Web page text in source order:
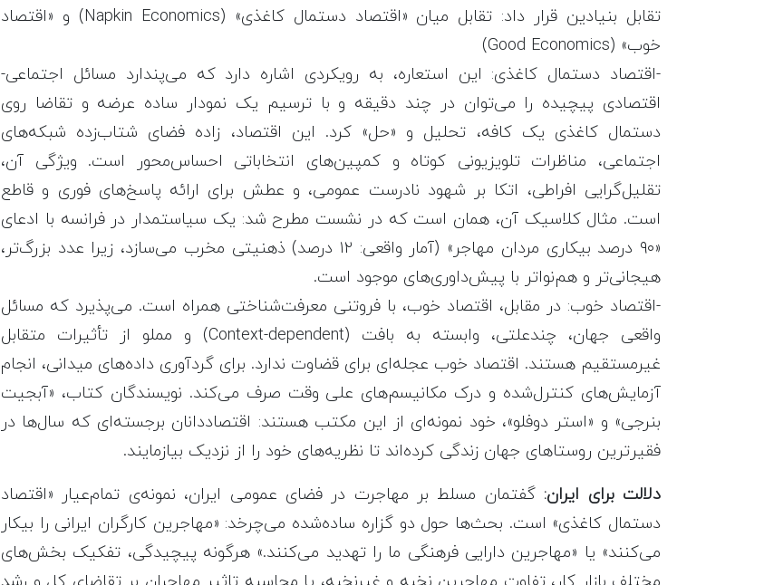
تقابل بنیادین قرار داد: تقابل میان «اقتصاد دستمال کاغذی» (Napkin Economics) و «اقتصاد
خوب» (Good Economics)
-اقتصاد دستمال کاغذی: این استعاره، به رویکردی اشاره دارد که می‌پندارد مسائل اجتماعی-
اقتصادی پیچیده را می‌توان در چند دقیقه و با ترسیم یک نمودار ساده عرضه و تقاضا روی
دستمال کاغذی یک کافه، تحلیل و «حل» کرد. این اقتصاد، زاده فضای شتاب‌زده شبکه‌های
اجتماعی، مناظرات تلویزیونی کوتاه و کمپین‌های انتخاباتی احساس‌محور است. ویژگی آن،
تقلیل‌گرایی افراطی، اتکا بر شهود نادرست عمومی، و عطش برای ارائه پاسخ‌های فوری و قاطع
است. مثال کلاسیک آن، همان است که در نشست مطرح شد: یک سیاستمدار در فرانسه با ادعای
«۹۰ درصد بیکاری مردان مهاجر» (آمار واقعی: ۱۲ درصد) ذهنیتی مخرب می‌سازد، زیرا عدد بزرگ‌تر،
هیجانی‌تر و هم‌نواتر با پیش‌داوری‌های موجود است.
-اقتصاد خوب: در مقابل، اقتصاد خوب، با فروتنی معرفت‌شناختی همراه است. می‌پذیرد که مسائل
واقعی جهان، چندعلتی، وابسته به بافت (Context-dependent) و مملو از تأثیرات متقابل
غیرمستقیم هستند. اقتصاد خوب عجله‌ای برای قضاوت ندارد. برای گردآوری داده‌های میدانی، انجام
آزمایش‌های کنترل‌شده و درک مکانیسم‌های علی وقت صرف می‌کند. نویسندگان کتاب، «آبجیت
بنرجی» و «استر دوفلو»، خود نمونه‌ای از این مکتب هستند: اقتصاددانان برجسته‌ای که سال‌ها در
فقیرترین روستاهای جهان زندگی کرده‌اند تا نظریه‌های خود را از نزدیک بیازمایند.
دلالت برای ایران: گفتمان مسلط بر مهاجرت در فضای عمومی ایران، نمونه‌ی تمام‌عیار «اقتصاد
دستمال کاغذی» است. بحث‌ها حول دو گزاره ساده‌شده می‌چرخد: «مهاجرین کارگران ایرانی را بیکار
می‌کنند» یا «مهاجرین دارایی فرهنگی ما را تهدید می‌کنند.» هرگونه پیچیدگی، تفکیک بخش‌های